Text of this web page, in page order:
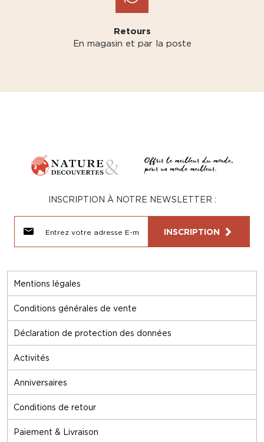
Retours
En magasin et par la poste
Mentions légales
Conditions générales de vente
Déclaration de protection des données
Activités
Anniversaires
Conditions de retour
Paiement & Livraison
INSCRIPTION À NOTRE NEWSLETTER :
INSCRIPTION